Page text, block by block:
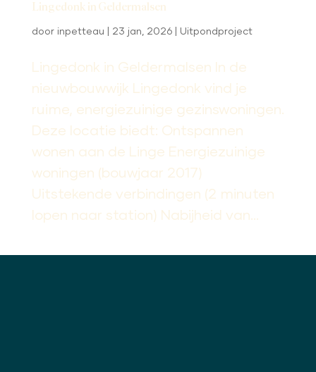
Lingedonk in Geldermalsen
door inpetteau | 23 jan, 2026| Uitpondproject
Lingedonk in Geldermalsen In de
nieuwbouwwijk Lingedonk vind je
ruime, energiezuinige gezinswoningen.
Deze locatie biedt: Ontspannen
wonen aan de Linge Energiezuinige
woningen (bouwjaar 2017)
Uitstekende verbindingen (2 minuten
lopen naar station) Nabijheid van...